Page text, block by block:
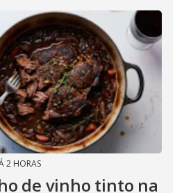
2 HORAS
de vinho tinto na